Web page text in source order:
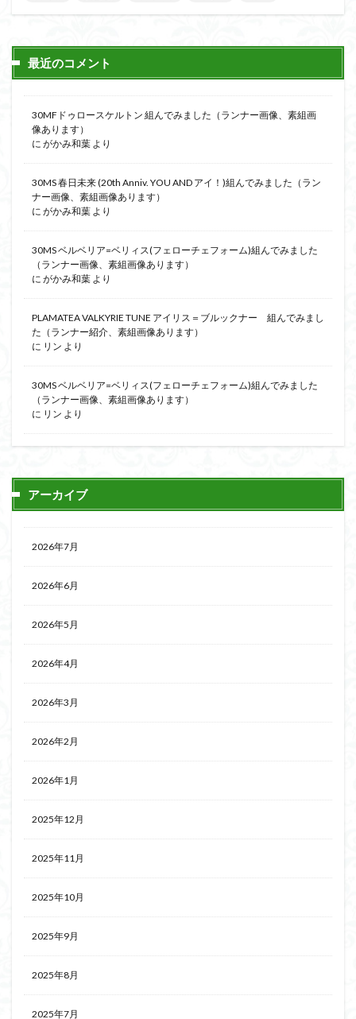
最近のコメント
30MFドゥロースケルトン 組んでみました（ランナー画像、素組画
像あります）
に がかみ和葉 より
30MS 春日未来 (20th Anniv. YOU AND アイ！)組んでみました（ラン
ナー画像、素組画像あります）
に がかみ和葉 より
30MS ベルベリア=ベリィス(フェローチェフォーム)組んでみました
（ランナー画像、素組画像あります）
に がかみ和葉 より
PLAMATEA VALKYRIE TUNE アイリス＝ブルックナー 組んでみまし
た（ランナー紹介、素組画像あります）
に リン より
30MS ベルベリア=ベリィス(フェローチェフォーム)組んでみました
（ランナー画像、素組画像あります）
に リン より
アーカイブ
2026年7月
2026年6月
2026年5月
2026年4月
2026年3月
2026年2月
2026年1月
2025年12月
2025年11月
2025年10月
2025年9月
2025年8月
2025年7月